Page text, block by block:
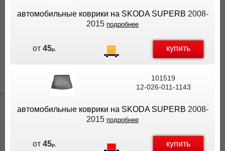
автомобильные коврики на SKODA SUPERB 2008-
2015 подробнее
от45р. купить
101519
12-026-011-1143
автомобильные коврики на SKODA SUPERB 2008-
2015 подробнее
от45р. купить